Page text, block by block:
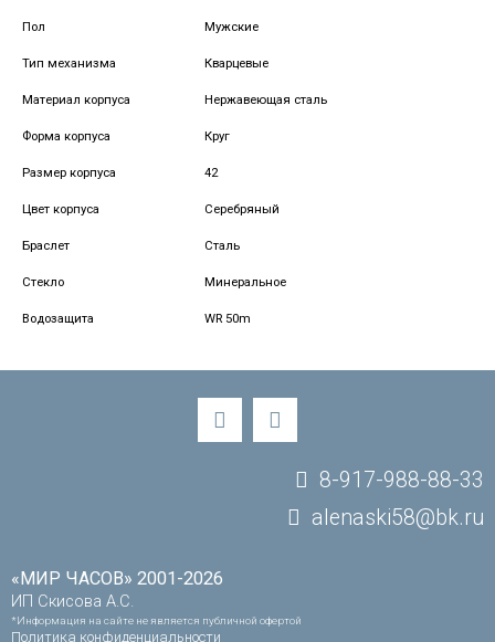
Пол Мужские
Тип механизма Кварцевые
Материал корпуса Нержавеющая сталь
Форма корпуса Круг
Размер корпуса 42
Цвет корпуса Серебряный
Браслет Сталь
Стекло Минеральное
Водозащита WR 50m
«МИР ЧАСОВ» 2001-2026
ИП Скисова А.С.
*Информация на сайте не является публичной офертой
Политика конфиденциальности
8-917-988-88-33
alenaski58@bk.ru